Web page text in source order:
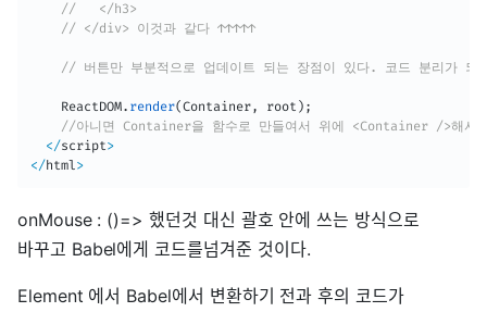
//   </h3>
// </div> 이것과 같다 ↑↑↑↑↑
// 버튼만 부분적으로 업데이트 되는 장점이 있다. 코드 분리가 되
    ReactDOM
. render(Container, root ) ;
//아니면 Container을 함수로 만들여서 위에 <Container />해서
</script>
</html>
onMouse : ()=> 했던것 대신 괄호 안에 쓰는 방식으로
바꾸고 Babel에게 코드를넘겨준 것이다.
Element 에서 Babel에서 변환하기 전과 후의 코드가